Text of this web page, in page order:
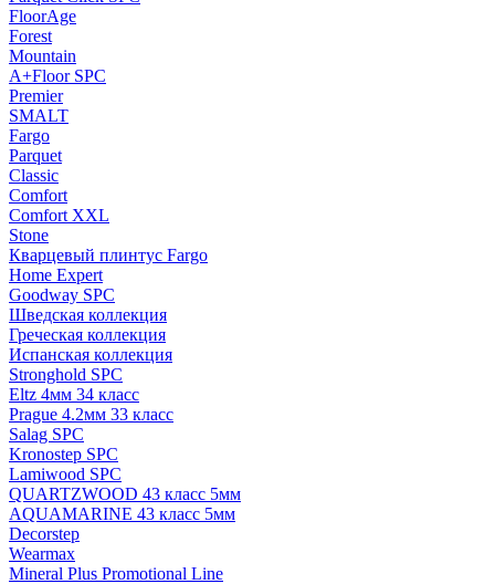
FloorAge
Forest
Mountain
A+Floor SPC
Premier
SMALT
Fargo
Parquet
Classic
Comfort
Comfort XXL
Stone
Кварцевый плинтус Fargo
Home Expert
Goodway SPC
Шведская коллекция
Греческая коллекция
Испанская коллекция
Stronghold SPC
Eltz 4мм 34 класс
Prague 4.2мм 33 класс
Salag SPC
Kronostep SPC
Lamiwood SPC
QUARTZWOOD 43 класс 5мм
AQUAMARINE 43 класс 5мм
Decorstep
Wearmax
Mineral Plus Promotional Line